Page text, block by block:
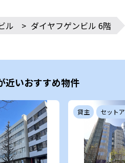
ル > ダイヤフゲンビル 6階
近いおすすめ物件
貸主 セット